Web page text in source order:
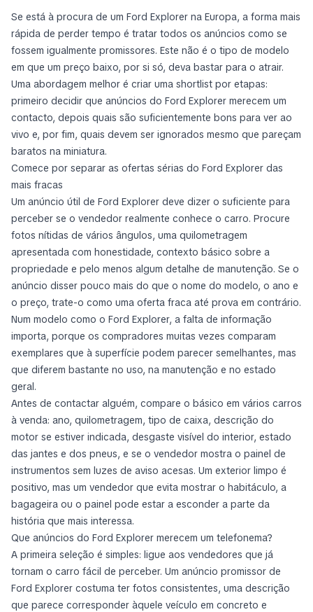
Se está à procura de um Ford Explorer na Europa, a forma mais
rápida de perder tempo é tratar todos os anúncios como se
fossem igualmente promissores. Este não é o tipo de modelo
em que um preço baixo, por si só, deva bastar para o atrair.
Uma abordagem melhor é criar uma shortlist por etapas:
primeiro decidir que anúncios do Ford Explorer merecem um
contacto, depois quais são suficientemente bons para ver ao
vivo e, por fim, quais devem ser ignorados mesmo que pareçam
baratos na miniatura.
Comece por separar as ofertas sérias do Ford Explorer das
mais fracas
Um anúncio útil de Ford Explorer deve dizer o suficiente para
perceber se o vendedor realmente conhece o carro. Procure
fotos nítidas de vários ângulos, uma quilometragem
apresentada com honestidade, contexto básico sobre a
propriedade e pelo menos algum detalhe de manutenção. Se o
anúncio disser pouco mais do que o nome do modelo, o ano e
o preço, trate-o como uma oferta fraca até prova em contrário.
Num modelo como o Ford Explorer, a falta de informação
importa, porque os compradores muitas vezes comparam
exemplares que à superfície podem parecer semelhantes, mas
que diferem bastante no uso, na manutenção e no estado
geral.
Antes de contactar alguém, compare o básico em vários carros
à venda: ano, quilometragem, tipo de caixa, descrição do
motor se estiver indicada, desgaste visível do interior, estado
das jantes e dos pneus, e se o vendedor mostra o painel de
instrumentos sem luzes de aviso acesas. Um exterior limpo é
positivo, mas um vendedor que evita mostrar o habitáculo, a
bagageira ou o painel pode estar a esconder a parte da
história que mais interessa.
Que anúncios do Ford Explorer merecem um telefonema?
A primeira seleção é simples: ligue aos vendedores que já
tornam o carro fácil de perceber. Um anúncio promissor de
Ford Explorer costuma ter fotos consistentes, uma descrição
que parece corresponder àquele veículo em concreto e